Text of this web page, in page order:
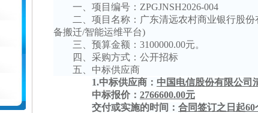
一、项目编号： ZPGJNSH2026-004
二、项目名称：广东清远农村商业银行股
备搬迁/智能运维平台)
三、预算金额： 3100000.00元。
四、采购方式：公开招标
五、中标供应商
1.中标供应商： 中国电信股份有限公司
中标报价： 2766600.00元
交付或实施的时间： 合同签订之日起60